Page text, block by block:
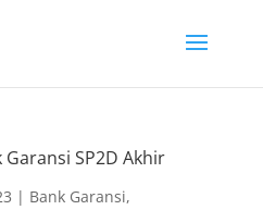
Garansi SP2D Akhir
| Bank Garansi,